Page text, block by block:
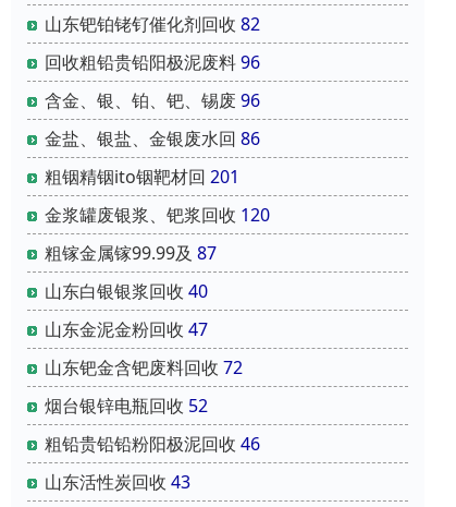
山东钯铂铑钌催化剂回收 82
回收粗铅贵铅阳极泥废料96
含金、银、铂、钯、锡废 96
金盐、银盐、金银废水回 86
粗铟精铟ito铟靶材回 201
金浆罐废银浆、钯浆回收 120
粗镓金属镓99.99及 87
山东白银银浆回收 40
山东金泥金粉回收 47
山东钯金含钯废料回收 72
烟台银锌电瓶回收 52
粗铅贵铅铅粉阳极泥回收 46
山东活性炭回收 43